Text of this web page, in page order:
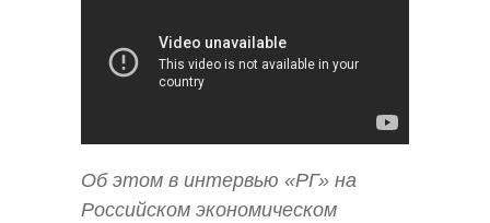
Об этом в интервью «РГ» на
Российском экономическом